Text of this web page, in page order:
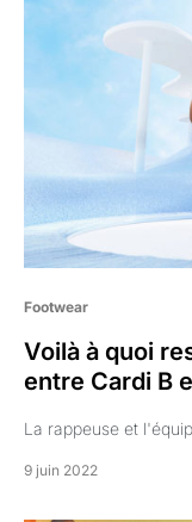
Footwear
Voilà à quoi
entre Cardi B
La rappeuse et
9 juin 2022